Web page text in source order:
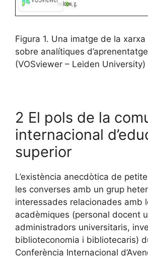
Figura 1. Una imatge de la
sobre analítiques d’aprenentatge
(VOSviewer – Leiden University)
2 El pols de la
internacional
superior
L’existència anecdòtica de
les converses amb un grup
interessades relacionades amb
acadèmiques (personal docent
administradors universitaris,
biblioteconomia i bibliotecaris)
Conferència Internacional